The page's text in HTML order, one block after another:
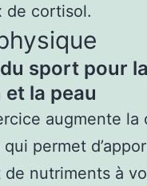
de cortisol.
sport pour la
la peau
augmente la
permet
de nutriments à